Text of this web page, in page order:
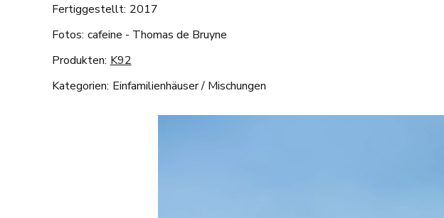
Fertiggestellt: 2017
Fotos: cafeine - Thomas de Bruyne
Produkten: K92
Kategorien: Einfamilienhäuser/ Mischungen